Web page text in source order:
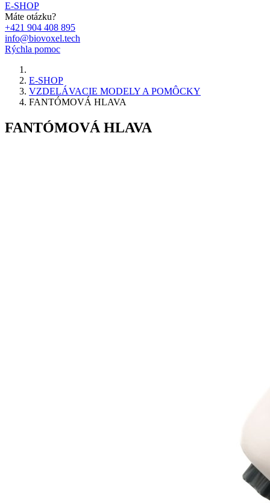
E-SHOP
Máte otázku?
+421 904 408 895
info@biovoxel.tech
Rýchla pomoc
E-SHOP
VZDELÁVACIE MODELY A POMÔCKY
FANTÓMOVÁ HLAVA
FANTÓMOVÁ HLAVA